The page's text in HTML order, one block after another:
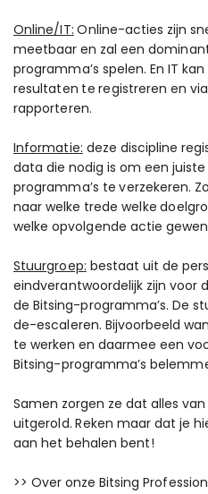
Online/IT: Online-acties zijn
meetbaar en zal een
programma’s spelen. En IT
resultaten te registreren en
rapporteren.
Informatie: deze discipline
data die nodig is om een
programma’s te verzekeren.
naar welke trede welke
welke opvolgende actie
Stuurgroep: bestaat uit de
eindverantwoordelijk zijn voor
de Bitsing-programma’s. De
de-escaleren. Bijvoorbeeld
te werken en daarmee een
Bitsing-programma’s
Samen zorgen ze dat alles
uitgerold.Reken maar dat je
aan het behalen bent!
>> Over onze Bitsing